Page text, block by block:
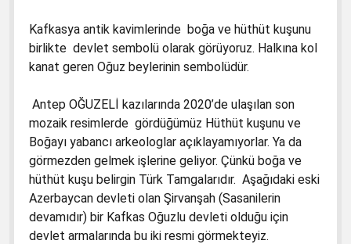
Kafkasya antik kavimlerinde boğa ve hüthüt kuşunu
birlikte devlet sembolü olarak görüyoruz. Halkına kol
kanat geren Oğuz beylerinin sembolüdür.
Antep OĞUZELİ kazılarında 2020’de ulaşılan son
mozaik resimlerde gördüğümüz Hüthüt kuşunu ve
Boğayı yabancı arkeologlar açıklayamıyorlar. Ya da
görmezden gelmek işlerine geliyor. Çünkü boğa ve
hüthüt kuşu belirgin Türk Tamgalarıdır. Aşağıdaki eski
Azerbaycan devleti olan Şirvanşah (Sasanilerin
devamıdır) bir Kafkas Oğuzlu devleti olduğu için
devlet armalarında bu iki resmi görmekteyiz.